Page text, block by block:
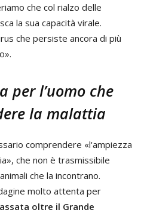
che col rialzo delle
la sua capacità virale.
che persiste ancora di più
per l’uomo che
la malattia
comprendere «l'ampiezza
che non è trasmissibile
che la incontrano.
molto attenta per
oltre il Grande